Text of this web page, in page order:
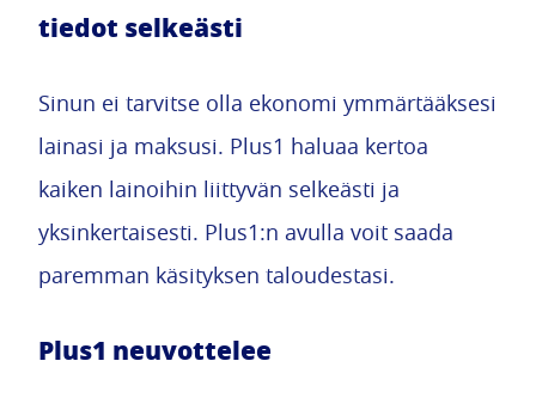
tiedot selkeästi
Sinun ei tarvitse olla ekonomi ymmärtääksesi
lainasi ja maksusi. Plus1 haluaa kertoa
kaiken lainoihin liittyvän selkeästi ja
yksinkertaisesti. Plus1:n avulla voit saada
paremman käsityksen taloudestasi.
Plus1 neuvottelee